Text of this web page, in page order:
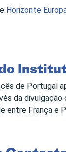
Horizonte
de Portugal
da
entre França e